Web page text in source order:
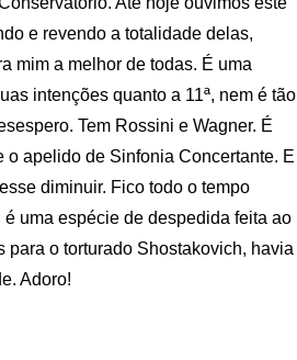
e revendo a totalidade delas,
mim a melhor de todas. É uma
intenções quanto a 11ª, nem é tão
Tem Rossini e Wagner. É
o apelido de Sinfonia Concertante. E
diminuir. Fico todo o tempo
uma espécie de despedida feita ao
o torturado Shostakovich, havia
Adoro!